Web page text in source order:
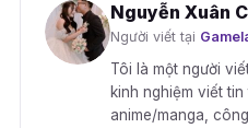
Nguyễn Xuân
Người viết tại
Tôi là một người
kinh nghiệm viết
anime/manga,